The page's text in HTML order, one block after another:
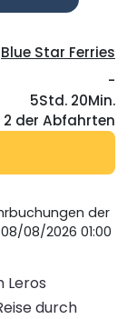
Blue Star Ferries
-
5Std. 20Min.
2 der Abfahrten
der
08/2026 01:00
Leros
durch